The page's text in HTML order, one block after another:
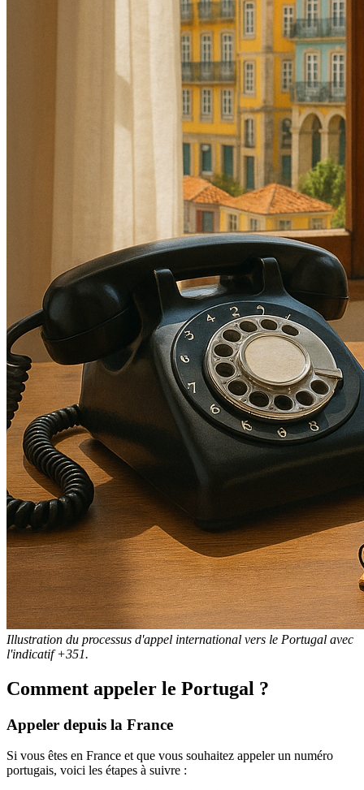
Illustration du processus d'appel international vers le Portugal avec
l'indicatif +351.
Comment appeler le Portugal ?
Appeler depuis la France
Si vous êtes en France et que vous souhaitez appeler un numéro
portugais, voici les étapes à suivre :